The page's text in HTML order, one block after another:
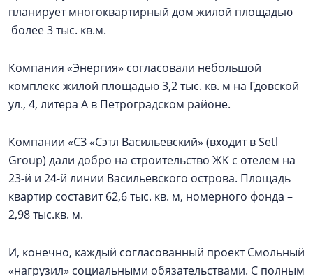
планирует многоквартирный дом жилой площадью
более 3 тыс. кв.м.
Компания «Энергия» согласовали небольшой
комплекс жилой площадью 3,2 тыс. кв. м на Гдовской
ул., 4, литера А в Петроградском районе.
Компании «СЗ «Сэтл Васильевский» (входит в Setl
Group) дали добро на строительство ЖК с отелем на
23-й и 24-й линии Васильевского острова. Площадь
квартир составит 62,6 тыс. кв. м, номерного фонда –
2,98 тыс.кв. м.
И, конечно, каждый согласованный проект Смольный
«нагрузил» социальными обязательствами. С полным